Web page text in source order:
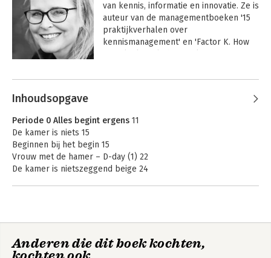
van kennis, informatie en innovatie. Ze is
auteur van de managementboeken '15
praktijkverhalen over
kennismanagement' en 'Factor K. How
het jaar 2018). En is ghostwriter. Ze gaf
en oprichter van denktank The Boosting
Board. Haar laatste boek heeft de titel:
'Bam! Of hoe een onheilspellende
diagnose mij mijn leven ontnam en over
mijn pogingen om het leven terug te
veroveren'.
Inhoudsopgave
Periode 0 Alles begint ergens 11
De kamer is niets 15
Beginnen bĳ het begin 15
Vrouw met de hamer – D-day (1) 22
De kamer is nietszeggend beige 24
Periode 1 Landen in een nieuwe wereld35
De kamer is onbeschreven wit 37
Anderen die dit boek kochten,